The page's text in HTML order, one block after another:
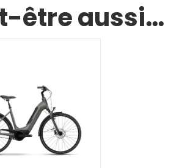
être aussi…